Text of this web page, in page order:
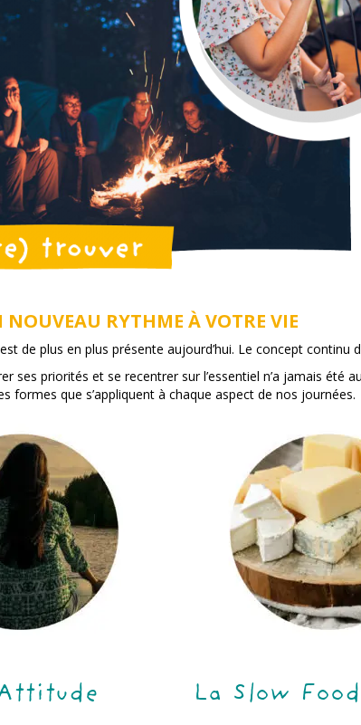
RYTHME À VOTRE VIE
de plus en plus présente aujourd’hui. Le concept
ses priorités et se recentrer sur l’essentiel n’a jamais été
formes que s’appliquent à chaque aspect de nos journées.
La Slow Food